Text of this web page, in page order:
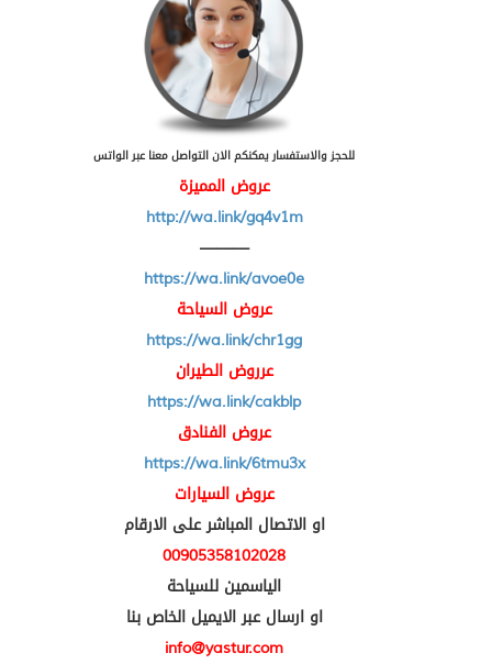
للحجز والاستفسار يمكنكم الان التواصل معنا عبر الواتس
عروض المميزة
http://wa.link/gq4v1m
———
https://wa.link/avoe0e
عروض السياحة
https://wa.link/chr1gg
عرروض الطيران
https://wa.link/cakblp
عروض الفنادق
https://wa.link/6tmu3x
عروض السيارات
او الاتصال المباشر على الارقام
00905358102028
الياسمين للسياحة
او ارسال عبر الايميل الخاص بنا
info@yastur.com